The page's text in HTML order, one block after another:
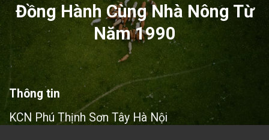
Đồng Hành Cùng Nhà Nông Từ
Năm 1990
Thông tin
KCN Phú Thịnh Sơn Tây Hà Nội